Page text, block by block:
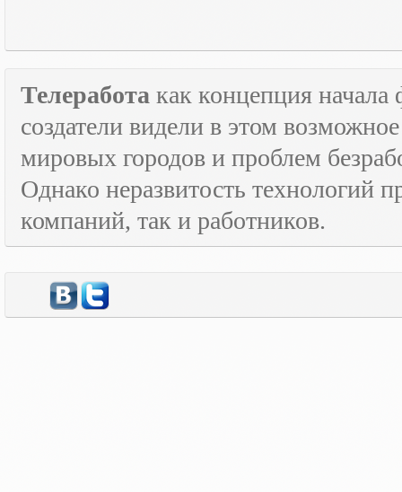
Телеработа как концепция начала
создатели видели в этом
мировых городов и проблем
Однако неразвитость технологий
компаний, так и работников.